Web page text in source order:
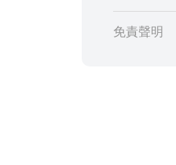
免責聲明